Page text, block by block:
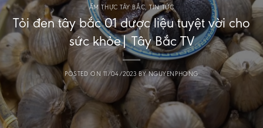
ẨM THỰC TÂY BẮC,TIN TỨC
Tỏi đen tây bắc 01 dược liệu tuyệt vời cho
sức khỏe| Tây Bắc TV
POSTED ON 11/04/2023BYNGUYENPHONG